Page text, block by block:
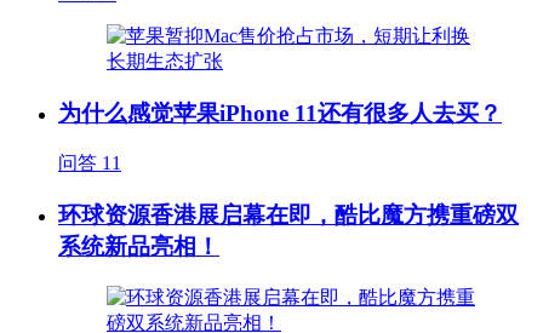
为什么感觉苹果iPhone 11还有很多人去买？
问答 11
环球资源香港展启幕在即，酷比魔方携重磅双
系统新品亮相！